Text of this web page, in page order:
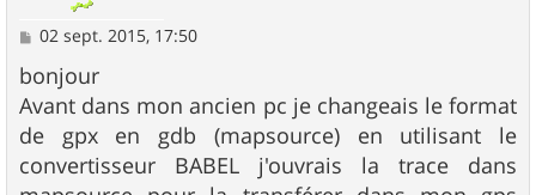
M
s
s
a
g
e
02 sept. 2015, 17:50
bonjour
Avant dans mon ancien pc je changeais le format
de gpx en gdb (mapsource) en utilisant le
convertisseur BABEL j'ouvrais la trace dans